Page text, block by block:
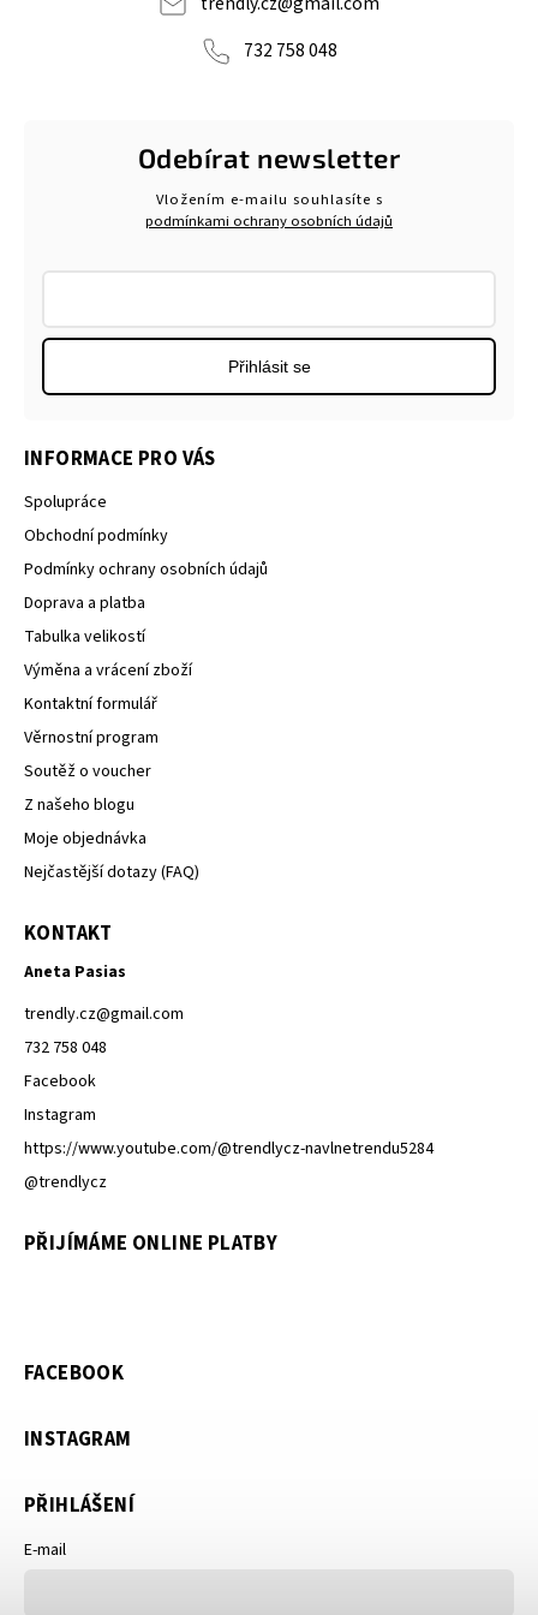
732 758 048
INFORMACE PRO VÁS
Spolupráce
Obchodní podmínky
Podmínky ochrany osobních údajů
Doprava a platba
Tabulka velikostí
Výměna a vrácení zboží
Kontaktní formulář
Věrnostní program
Soutěž o voucher
Z našeho blogu
Moje objednávka
Nejčastější dotazy (FAQ)
Odebírat newsletter
Vložením e-mailu souhlasíte s
podmínkami ochrany osobních údajů
Přihlásit se
KONTAKT
Aneta Pasias
trendly.cz@gmail.com
732 758 048
Facebook
Instagram
https://www.youtube.com/@trendlycz-navlnetrendu5284
@trendlycz
PŘIJÍMÁME ONLINE PLATBY
FACEBOOK
INSTAGRAM
PŘIHLÁŠENÍ
E-mail